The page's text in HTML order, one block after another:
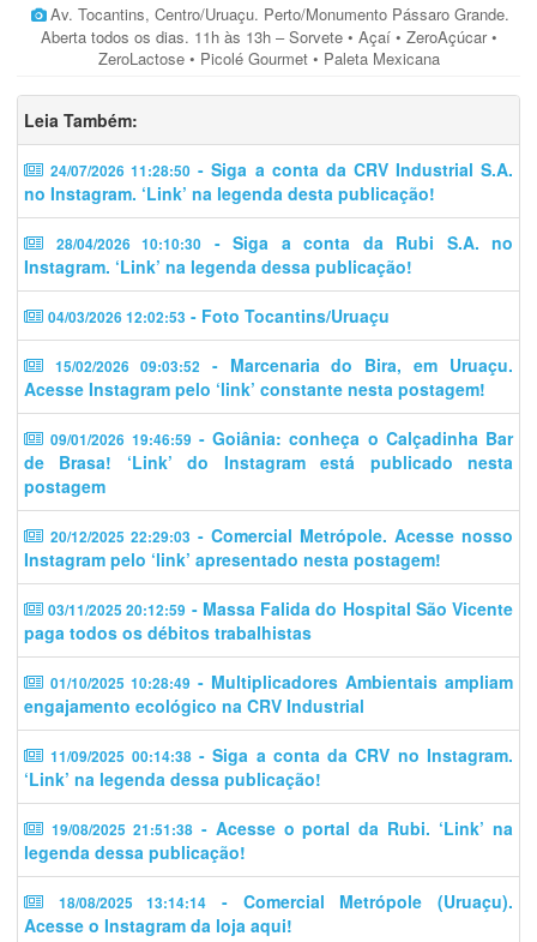
Av. Tocantins, Centro/Uruaçu. Perto/Monumento Pássaro Grande.
Aberta todos os dias. 11h às 13h – Sorvete • Açaí • ZeroAçúcar •
ZeroLactose • Picolé Gourmet • Paleta Mexicana
Leia Também:
24/07/2026 11:28:50 - Siga a conta da CRV Industrial S.A.
no Instagram. ‘Link’ na legenda desta publicação!
28/04/2026 10:10:30 - Siga a conta da Rubi S.A. no
Instagram. ‘Link’ na legenda dessa publicação!
04/03/2026 12:02:53 - Foto Tocantins/Uruaçu
15/02/2026 09:03:52
- Marcenaria do Bira, em Uruaçu.
Acesse Instagram pelo ‘link’ constante nesta postagem!
09/01/2026 19:46:59 - Goiânia: conheça o Calçadinha Bar
de Brasa! ‘Link’ do Instagram está publicado nesta
postagem
20/12/2025 22:29:03 - Comercial Metrópole. Acesse nosso
Instagram pelo ‘link’ apresentado nesta postagem!
03/11/2025 20:12:59 - Massa Falida do Hospital São Vicente
paga todos os débitos trabalhistas
01/10/2025 10:28:49 - Multiplicadores Ambientais ampliam
engajamento ecológico na CRV Industrial
11/09/2025 00:14:38- Siga a conta da CRV no Instagram.
‘Link’ na legenda dessa publicação!
19/08/2025 21:51:38- Acesse o portal da Rubi. ‘Link’ na
legenda dessa publicação!
18/08/2025 13:14:14
- Comercial Metrópole (Uruaçu).
Acesse o Instagram da loja aqui!